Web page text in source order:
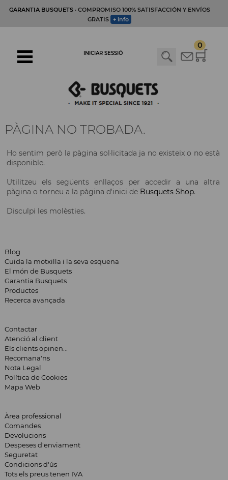
GARANTIA BUSQUETS· COMPROMISO 100% SATISFACCIÓN Y ENVÍOS
GRATIS + info
0
INICIAR SESSIÓ
PÀGINA NO TROBADA.
Ho sentim però la pàgina sol·licitada ja no existeix o no està
disponible.
Utilitzeu els següents enllaços per accedir a una altra
pàgina o torneu a la pàgina d'inici de Busquets Shop.
Disculpi les molèsties.
Blog
Cuida la motxilla i la seva esquena
El món de Busquets
Garantia Busquets
Productes
Recerca avançada
Contactar
Atenció al client
Els clients opinen...
Recomana'ns
Nota Legal
Política de Cookies
Mapa Web
Àrea professional
Comandes
Devolucions
Despeses d'enviament
Seguretat
Condicions d'ús
Tots els preus tenen IVA